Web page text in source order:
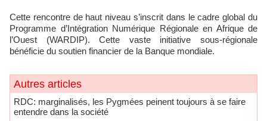
Cette rencontre de haut niveau s’inscrit dans le cadre global du
Programme d’Intégration Numérique Régionale en Afrique de
l’Ouest (WARDIP). Cette vaste initiative sous-régionale
bénéficie du soutien financier de la Banque mondiale.
Autres articles
RDC: marginalisés, les Pygmées peinent toujours à se faire
entendre dans la société